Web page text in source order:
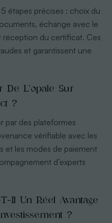
étapes précises : choix du
échange avec le
réception du certificat. Ces
et garantissent une
De L’opale Sur
?
par des plateformes
vérifiable avec les
et les modes de paiement
d’experts
Il Un Réel Avantage
?